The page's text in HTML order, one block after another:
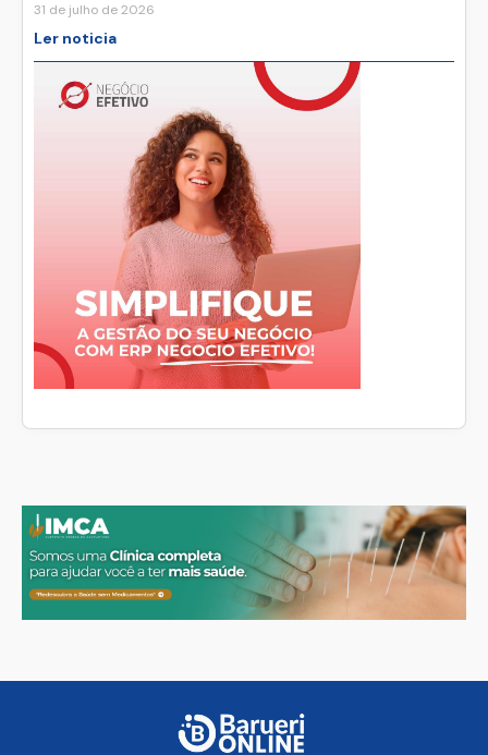
31 de julho de 2026
Ler noticia